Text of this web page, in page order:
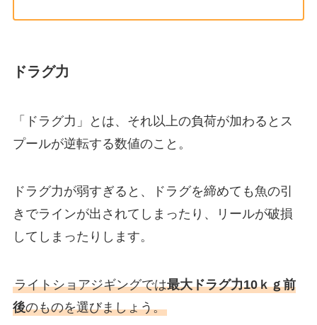
ドラグ力
「ドラグ力」とは、それ以上の負荷が加わるとス
プールが逆転する数値のこと。
ドラグ力が弱すぎると、ドラグを締めても魚の引
きでラインが出されてしまったり、リールが破損
してしまったりします。
ライトショアジギングでは最大ドラグ力10ｋｇ前
後のものを選びましょう。